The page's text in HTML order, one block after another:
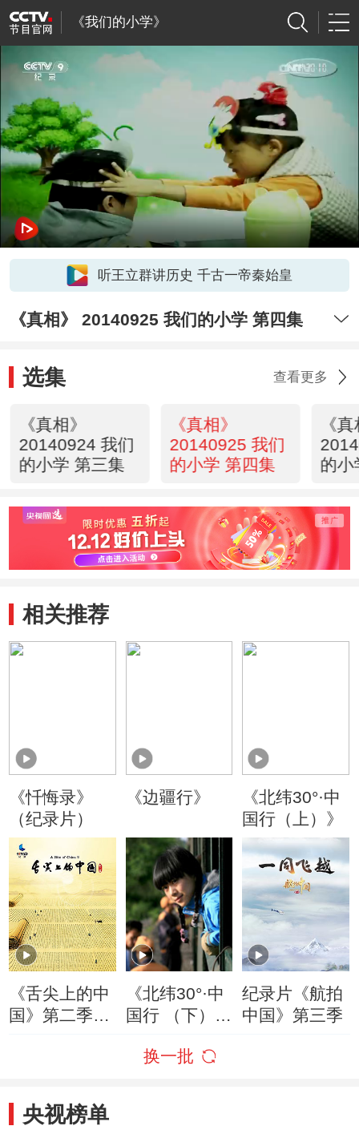
《我们的小学》
听王立群讲历史 千古一帝秦始皇
《真相》 20140925 我们的小学 第四集
选集 查看更多
《真相》
20140924 我们
的小学 第三集
《真相》
20140925 我们
的小学 第四集
《
的小
相关推荐
《忏悔录》
（纪录片）
《边疆行》
《北纬30°·中
国行（上）》
《舌尖上的中
国》第二季精
《北纬30°·中
国行 （下）
纪录片《航拍
中国》第三季
换一批
央视榜单